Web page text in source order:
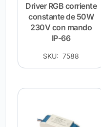
Driver RGB corriente
constante de 50W
230V con mando
IP-66
SKU: 7588